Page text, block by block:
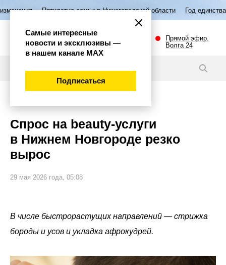
семьи в Нижегородской области Год единства народов России
Прямой эфир.
Волга 24
Спрос на beauty‑услуги
в Нижнем Новгороде резко
вырос
29 мая 2026 года, 05:08
В числе быстрорастущих направлений — стрижка
бороды и усов и укладка афрокудрей.
Самые интересные
новости и эксклюзивы —
в нашем канале МАХ
Подписаться